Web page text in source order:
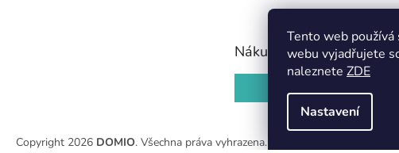
Tento web
webu vyjadřujete
naleznete ZDE
Nastavení
Nákupní košík
Copyright 2026 DOMIO. Všechna práva vyhrazena.